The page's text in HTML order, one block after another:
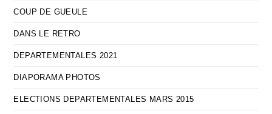
COUP DE GUEULE
DANS LE RETRO
DEPARTEMENTALES 2021
DIAPORAMA PHOTOS
ELECTIONS DEPARTEMENTALES MARS 2015